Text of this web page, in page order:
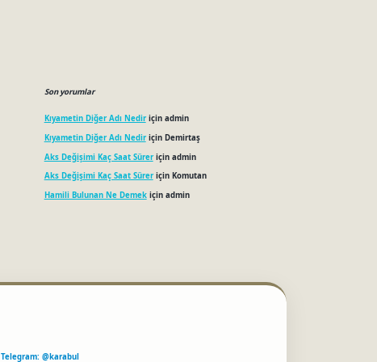
Son yorumlar
Kıyametin Diğer Adı Nediriçin admin
Kıyametin Diğer Adı Nediriçin Demirtaş
Aks Değişimi Kaç Saat Süreriçin admin
Aks Değişimi Kaç Saat Süreriçin Komutan
Hamili Bulunan Ne Demekiçin admin
Telegram: @karabul